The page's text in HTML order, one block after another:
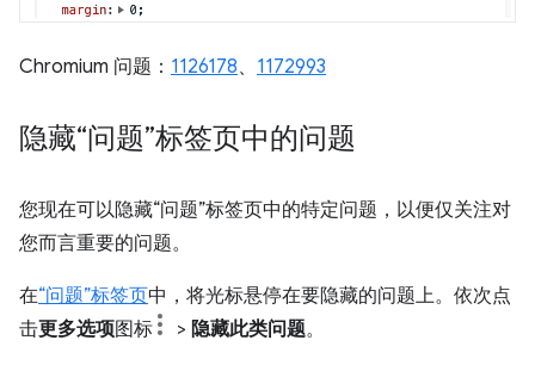
Chromium 问题： 1126178、 1172993
隐藏“问题”标签页中的问题
您现在可以隐藏“问题”标签页中的特定问题，以便仅关注对
您而言重要的问题。
在“问题”标签页中，将光标悬停在要隐藏的问题上。依次点
击更多选项图标 > 隐藏此类问题。